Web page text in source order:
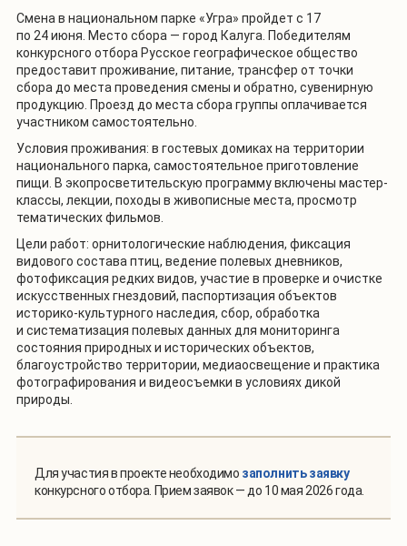
Смена в национальном парке «Угра» пройдет с 17
по 24 июня. Место сбора — город Калуга. Победителям
конкурсного отбора Русское географическое общество
предоставит проживание, питание, трансфер от точки
сбора до места проведения смены и обратно, сувенирную
продукцию. Проезд до места сбора группы оплачивается
участником самостоятельно.
Условия проживания: в гостевых домиках на территории
национального парка, самостоятельное приготовление
пищи. В экопросветительскую программу включены мастер-
классы, лекции, походы в живописные места, просмотр
тематических фильмов.
Цели работ: орнитологические наблюдения, фиксация
видового состава птиц, ведение полевых дневников,
фотофиксация редких видов, участие в проверке и очистке
искусственных гнездовий, паспортизация объектов
историко-культурного наследия, сбор, обработка
и систематизация полевых данных для мониторинга
состояния природных и исторических объектов,
благоустройство территории, медиаосвещение и практика
фотографирования и видеосъемки в условиях дикой
природы.
Для участия в проекте необходимо заполнить заявку
конкурсного отбора. Прием заявок — до 10 мая 2026 года.